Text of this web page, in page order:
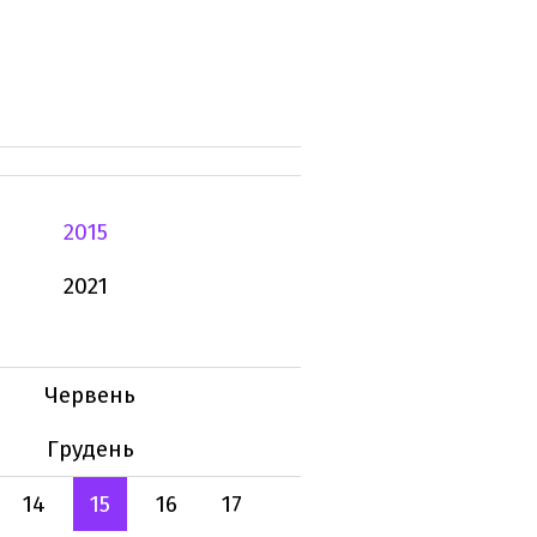
2015
2021
Червень
Грудень
14
15 16 17